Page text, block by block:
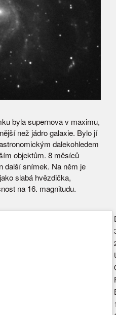
byla supernova v maximu,
než jádro galaxie. Bylo jí
dalekohledem
objektům. 8 měsíců
další snímek. Na něm je
slabá hvězdička,
na 16. magnitudu.